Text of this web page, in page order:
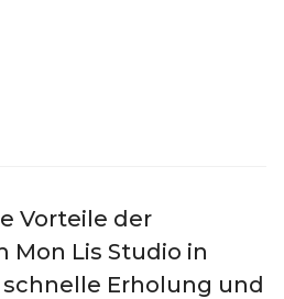
Vorteile der
Mon Lis Studio in
Erholung und